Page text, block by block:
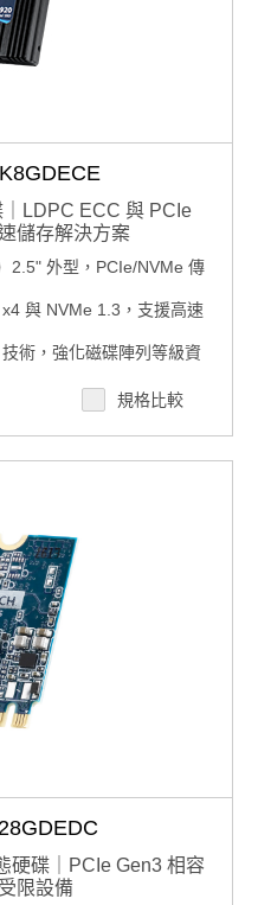
LDPC ECC 與 PCIe
儲存解決方案
2.5" 外型，PCIe/NVMe 傳
與 NVMe 1.3，支援高速
術，強化磁碟陣列等級資
與軟體 API，支援系統監控
優化資料存取效率
場規劃 / 交期確認
規格比較
硬碟｜PCIe Gen3 相容
限設備